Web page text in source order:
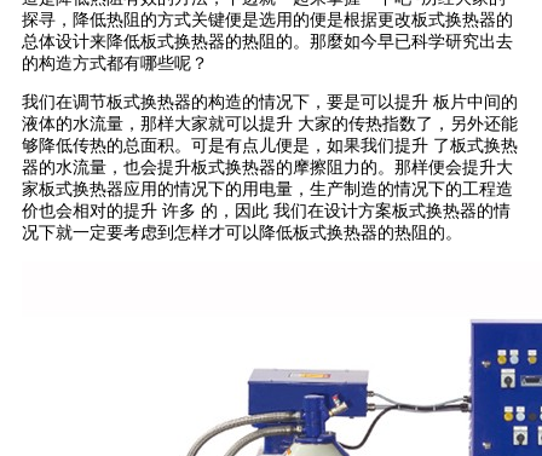
探寻，降低热阻的方式关键便是选用的便是根据更改板式换热器的
总体设计来降低板式换热器的热阻的。那麼如今早已科学研究出去
的构造方式都有哪些呢？
我们在调节板式换热器的构造的情况下，要是可以提升 板片中间的
液体的水流量，那样大家就可以提升 大家的传热指数了，另外还能
够降低传热的总面积。可是有点儿便是，如果我们提升 了板式换热
器的水流量，也会提升板式换热器的摩擦阻力的。那样便会提升大
家板式换热器应用的情况下的用电量，生产制造的情况下的工程造
价也会相对的提升 许多 的，因此 我们在设计方案板式换热器的情
况下就一定要考虑到怎样才可以降低板式换热器的热阻的。